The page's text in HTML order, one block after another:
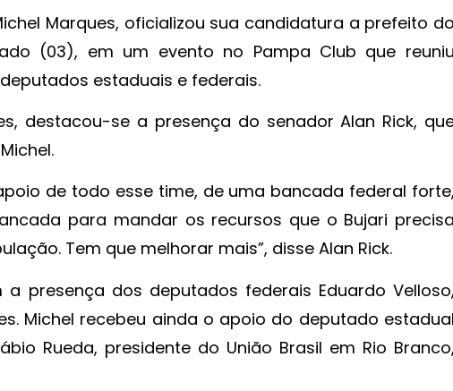
Marques, oficializou sua candidatura a prefeito
(03), em um evento no Pampa Club que
estaduais e federais.
destacou-se a presença do senador Alan Rick,
de todo esse time, de uma bancada federal
para mandar os recursos que o Bujari
Tem que melhorar mais”, disse Alan Rick.
presença dos deputados federais Eduardo
Michel recebeu ainda o apoio do deputado
Rueda, presidente do União Brasil em Rio